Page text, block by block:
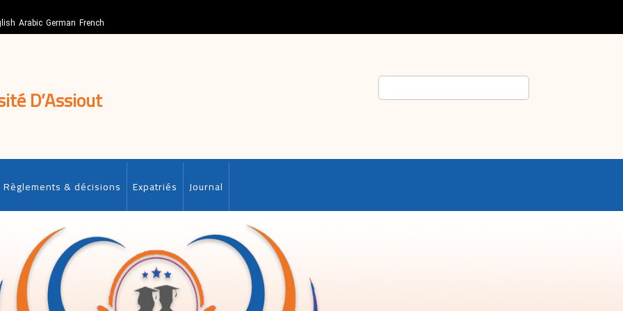
Arabic German French
D’Assiout
Règlements & décisions Expatriés Journal